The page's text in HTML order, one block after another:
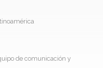
de comunicación y